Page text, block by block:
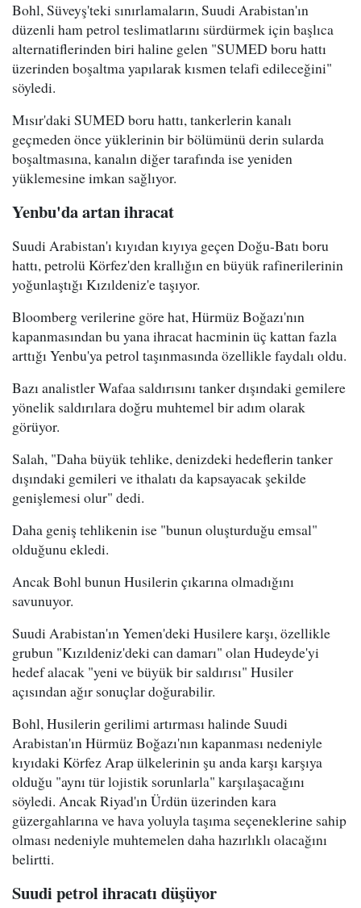
Bohl, Süveyş'teki sınırlamaların, Suudi Arabistan'ın
düzenli ham petrol teslimatlarını sürdürmek için başlıca
alternatiflerinden biri haline gelen "SUMED boru hattı
üzerinden boşaltma yapılarak kısmen telafi edileceğini"
söyledi.
Mısır'daki SUMED boru hattı, tankerlerin kanalı
geçmeden önce yüklerinin bir bölümünü derin sularda
boşaltmasına, kanalın diğer tarafında ise yeniden
yüklemesine imkan sağlıyor.
Yenbu'da artan ihracat
Suudi Arabistan'ı kıyıdan kıyıya geçen Doğu-Batı boru
hattı, petrolü Körfez'den krallığın en büyük rafinerilerinin
yoğunlaştığı Kızıldeniz'e taşıyor.
Bloomberg verilerine göre hat, Hürmüz Boğazı'nın
kapanmasından bu yana ihracat hacminin üç kattan fazla
arttığı Yenbu'ya petrol taşınmasında özellikle faydalı oldu.
Bazı analistler Wafaa saldırısını tanker dışındaki gemilere
yönelik saldırılara doğru muhtemel bir adım olarak
görüyor.
Salah, "Daha büyük tehlike, denizdeki hedeflerin tanker
dışındaki gemileri ve ithalatı da kapsayacak şekilde
genişlemesi olur" dedi.
Daha geniş tehlikenin ise "bunun oluşturduğu emsal"
olduğunu ekledi.
Ancak Bohl bunun Husilerin çıkarına olmadığını
savunuyor.
Suudi Arabistan'ın Yemen'deki Husilere karşı, özellikle
grubun "Kızıldeniz'deki can damarı" olan Hudeyde'yi
hedef alacak "yeni ve büyük bir saldırısı" Husiler
açısından ağır sonuçlar doğurabilir.
Bohl, Husilerin gerilimi artırması halinde Suudi
Arabistan'ın Hürmüz Boğazı'nın kapanması nedeniyle
kıyıdaki Körfez Arap ülkelerinin şu anda karşı karşıya
olduğu "aynı tür lojistik sorunlarla" karşılaşacağını
söyledi. Ancak Riyad'ın Ürdün üzerinden kara
güzergahlarına ve hava yoluyla taşıma seçeneklerine sahip
olması nedeniyle muhtemelen daha hazırlıklı olacağını
belirtti.
Suudi petrol ihracatı düşüyor